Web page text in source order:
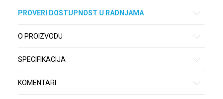
PROVERI DOSTUPNOST U RADNJAMA
O PROIZVODU
SPECIFIKACIJA
KOMENTARI